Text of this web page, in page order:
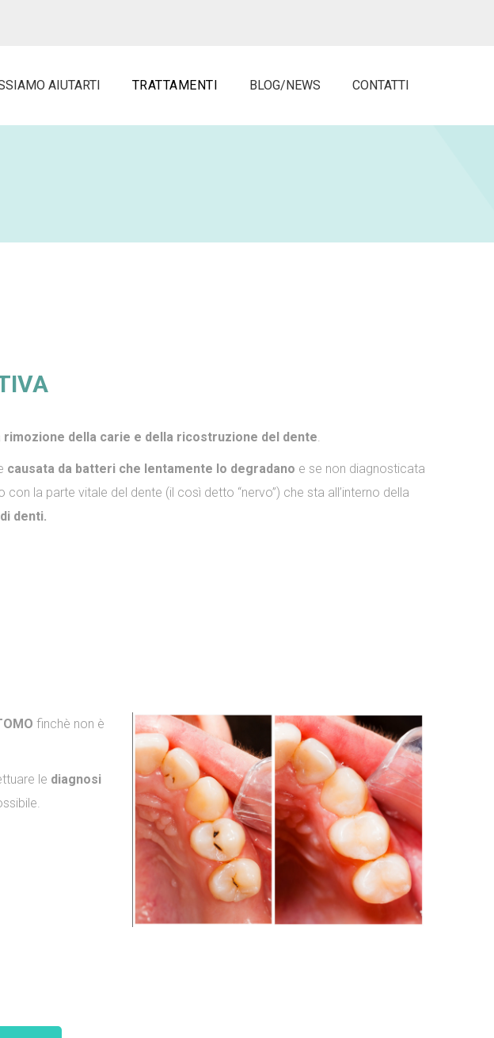
AIUTARTI TRATTAMENTI BLOG/NEWS CONTATTI
rimozione della carie e della ricostruzione del dente.
causata da batteri che lentamente lo degradano e se non diagnosticata
la parte vitale del dente (il così detto “nervo”) che sta all’interno della
denti.
finchè non è
le diagnosi